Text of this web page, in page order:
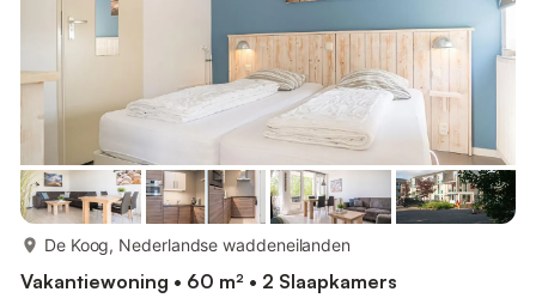
De Koog, Nederlandse waddeneilanden
Vakantiewoning • 60 m² • 2 Slaapkamers